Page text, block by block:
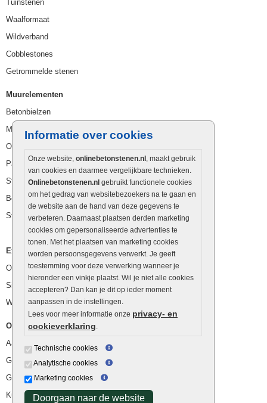
Informatie over cookies
Onze website, onlinebetonstenen.nl , maakt gebruik
van cookies en daarmee vergelijkbare technieken.
Onlinebetonstenen.nl gebruikt functionele cookies
om het gedrag van websitebezoekers na te gaan en
de website aan de hand van deze gegevens te
verbeteren. Daarnaast plaatsen derden marketing
cookies om gepersonaliseerde advertenties te
tonen. Met het plaatsen van marketing cookies
worden persoonsgegevens verwerkt. Je geeft
toestemming voor deze verwerking wanneer je
hieronder een vinkje plaatst. Wil je niet alle cookies
accepteren? Dan kan je dit op ieder moment
aanpassen in de instellingen.
Lees voor meer informatie onze privacy- en
cookieverklaring
Technische cookies
Analytische cookies
Marketing cookies
Doorgaan naar de website
Tuinstenen
Waalformaat
Wildverband
Cobblestones
Getrommelde stenen
Muurelementen
Betonbielzen
Muurstenen
Opsluitbanden
Palissaden
Stapelblokken
Betonblokken
Stapelstenen
Extra benodigdheden
Ophoogzand
Siergrind en siersplit
Waterafvoer
Overig
Aanbiedingen
Goedkope bestrating
Goedkope tuintegels
Kunstgras